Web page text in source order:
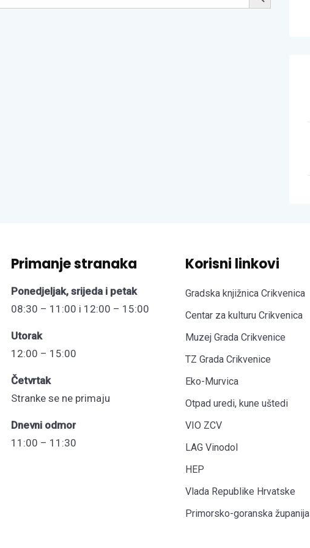
Primanje stranaka
Ponedjeljak, srijeda i petak
08:30 – 11:00 i 12:00 – 15:00
Utorak
12:00 – 15:00
Četvrtak
Stranke se ne primaju
Dnevni odmor
11:00 – 11:30
Korisni linkovi
Gradska knjižnica Crikvenica
Centar za kulturu Crikvenica
Muzej Grada Crikvenice
TZ Grada Crikvenice
Eko-Murvica
Otpad uredi, kune uštedi
VIO ZCV
LAG Vinodol
HEP
Vlada Republike Hrvatske
Primorsko-goranska županija